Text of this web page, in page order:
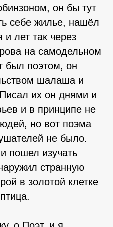
он бы тут
себе жилье, нашёл
и лет так через
на самодельном
был поэтом, он
шалаша и
их он днями и
и в принципе не
но вот поэма
не было.
пошел изучать
странную
в золотой клетке